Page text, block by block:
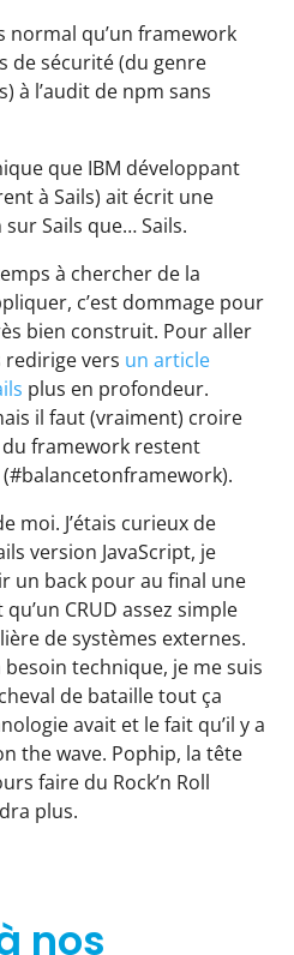
normal qu’un framework
de sécurité (du genre
à l’audit de npm sans
que IBM développant
à Sails) ait écrit une
Sails que… Sails.
à chercher de la
c’est dommage pour
bien construit. Pour aller
redirige vers un article
plus en profondeur.
il faut (vraiment) croire
framework restent
moi. J’étais curieux de
version JavaScript, je
un back pour au final une
CRUD assez simple
de systèmes externes.
besoin technique, je me suis
de bataille tout ça
avait et le fait qu’il y a
the wave. Pophip, la tête
faire du Rock’n Roll
plus.
nos